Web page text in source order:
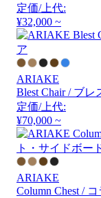
定価/上代:
¥32,000 ~
ARIAKE
Blest Chair / ブレ
定価/上代:
¥70,000 ~
ARIAKE
Column Chest /